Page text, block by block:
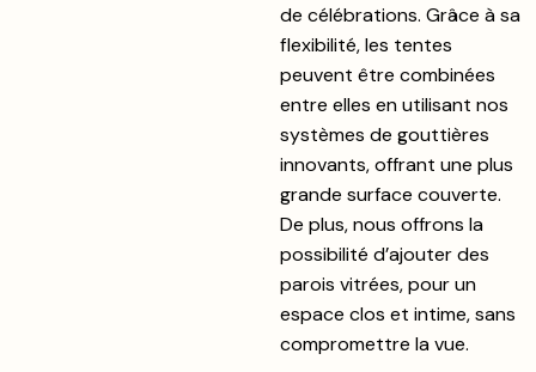
de célébrations. Grâce à sa
flexibilité, les tentes
peuvent être combinées
entre elles en utilisant nos
systèmes de gouttières
innovants, offrant une plus
grande surface couverte.
De plus, nous offrons la
possibilité d’ajouter des
parois vitrées, pour un
espace clos et intime, sans
compromettre la vue.